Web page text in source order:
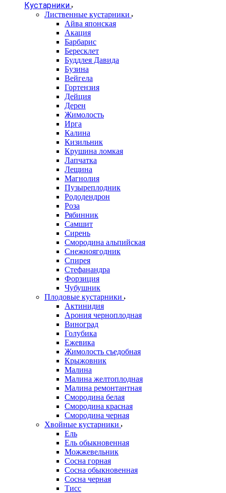
Кустарники
Лиственные кустарники
Айва японская
Акация
Барбарис
Бересклет
Буддлея Давида
Бузина
Вейгела
Гортензия
Дейция
Дерен
Жимолость
Ирга
Калина
Кизильник
Крушина ломкая
Лапчатка
Лещина
Магнолия
Пузыреплодник
Рододендрон
Роза
Рябинник
Самшит
Сирень
Смородина альпийская
Снежноягодник
Спирея
Стефанандра
Форзиция
Чубушник
Плодовые кустарники
Актинидия
Арония черноплодная
Виноград
Голубика
Ежевика
Жимолость съедобная
Крыжовник
Малина
Малина желтоплодная
Малина ремонтантная
Смородина белая
Смородина красная
Смородина черная
Хвойные кустарники
Ель
Ель обыкновенная
Можжевельник
Сосна горная
Сосна обыкновенная
Сосна черная
Тисс